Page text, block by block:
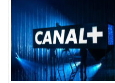
OO. de París 2024